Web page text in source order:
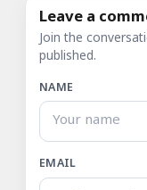
Leave a
Join the
published.
NAME
EMAIL